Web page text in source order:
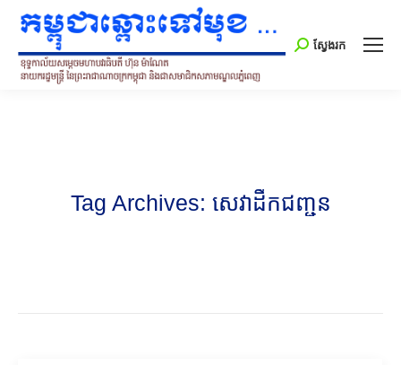
Search:
ស្វែងរក
Tag Archives: សេវាដឹកជញ្ជូន